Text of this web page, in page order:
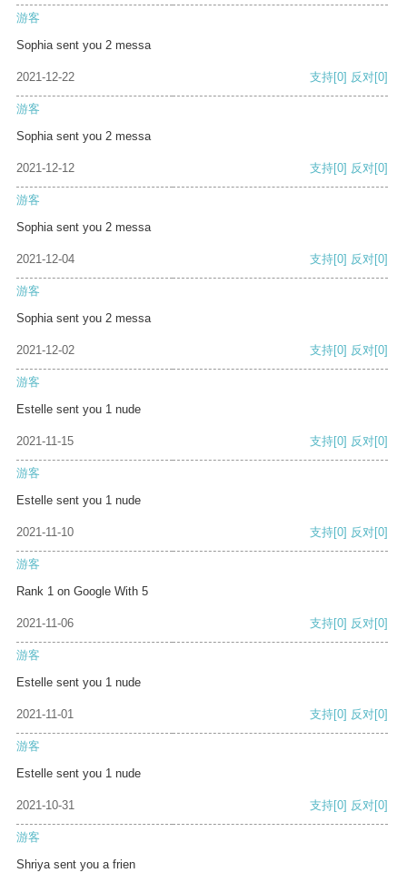
游客
Sophia sent you 2 messa
2021-12-22 支持[0] 反对[0]
游客
Sophia sent you 2 messa
2021-12-12 支持[0] 反对[0]
游客
Sophia sent you 2 messa
2021-12-04 支持[0] 反对[0]
游客
Sophia sent you 2 messa
2021-12-02 支持[0] 反对[0]
游客
Estelle sent you 1 nude
2021-11-15 支持[0] 反对[0]
游客
Estelle sent you 1 nude
2021-11-10 支持[0] 反对[0]
游客
Rank 1 on Google With 5
2021-11-06 支持[0] 反对[0]
游客
Estelle sent you 1 nude
2021-11-01 支持[0] 反对[0]
游客
Estelle sent you 1 nude
2021-10-31 支持[0] 反对[0]
游客
Shriya sent you a frien